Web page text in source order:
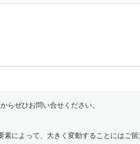
からぜひお問い合せください。
によって、大きく変動することにはご